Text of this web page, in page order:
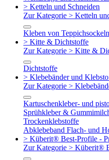
> Ketteln und Schneiden
Zur Kategorie > Ketteln
Kleben von Teppichsockeln
> Kitte & Dichtstoffe
Zur Kategorie > Kitte &
Dichtstoffe
> Klebebänder und
Zur Kategorie >
Kartuschenkleber- und
Sprühkleber &
Trockenklebstoffe
Abklebeband Flach- und
> Küberit® Best-Profile -
Zur Kategorie > Küberit®